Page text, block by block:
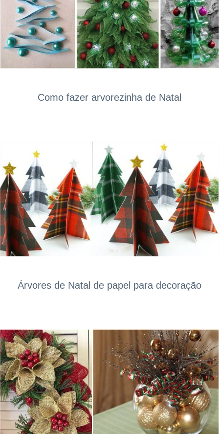
Como fazer arvorezinha de Natal
Árvores de Natal de papel para decoração